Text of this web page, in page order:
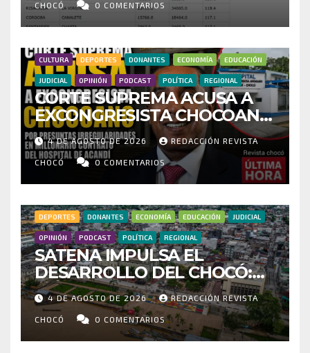
INVESTIGAR PRESUNTO
FRAUDE
CHOCÓ 0 COMENTARIOS
CULTURA DEPORTES DONANTES ECONOMÍA EDUCACIÓN
JUDICIAL OPINIÓN PODCAST POLÍTICA REGIONAL
CORTE SUPREMA ACUSA A
EXCONGRESISTA CHOCOANO
POR PRESUNTAS
IRREGULARIDADES EN
MILLONARIO CONTRATO DEL
HOSPITAL DE ACANDÍ
4 DE AGOSTO DE 2026 REDACCIÓN REVISTA
CHOCÓ 0 COMENTARIOS
DEPORTES DONANTES ECONOMÍA EDUCACIÓN JUDICIAL
OPINIÓN PODCAST POLÍTICA REGIONAL
SATENA IMPULSA EL
DESARROLLO DEL CHOCÓ:
MÁS DE 35 MIL PASAJEROS
MOVILIZADOS Y NUEVAS
RUTAS FORTALECEN LA
CONECTIVIDAD
4 DE AGOSTO DE 2026 REDACCIÓN REVISTA
CHOCÓ 0 COMENTARIOS